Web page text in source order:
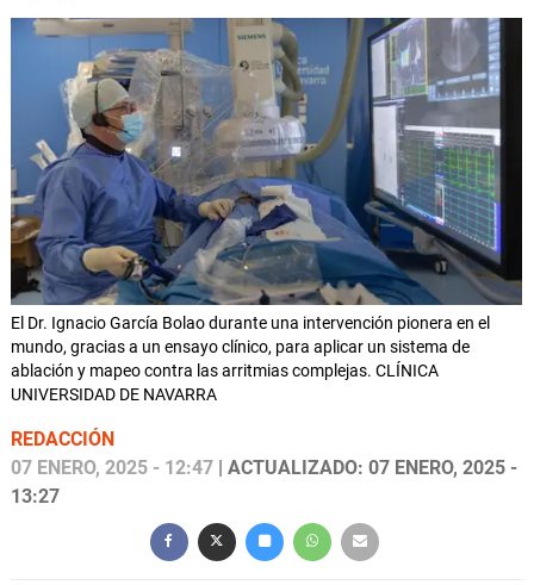
El Dr. Ignacio García Bolao durante una intervención pionera en el
mundo, gracias a un ensayo clínico, para aplicar un sistema de
ablación y mapeo contra las arritmias complejas. CLÍNICA
UNIVERSIDAD DE NAVARRA
REDACCIÓN
07 ENERO, 2025 - 12:47 | ACTUALIZADO: 07 ENERO, 2025 -
13:27